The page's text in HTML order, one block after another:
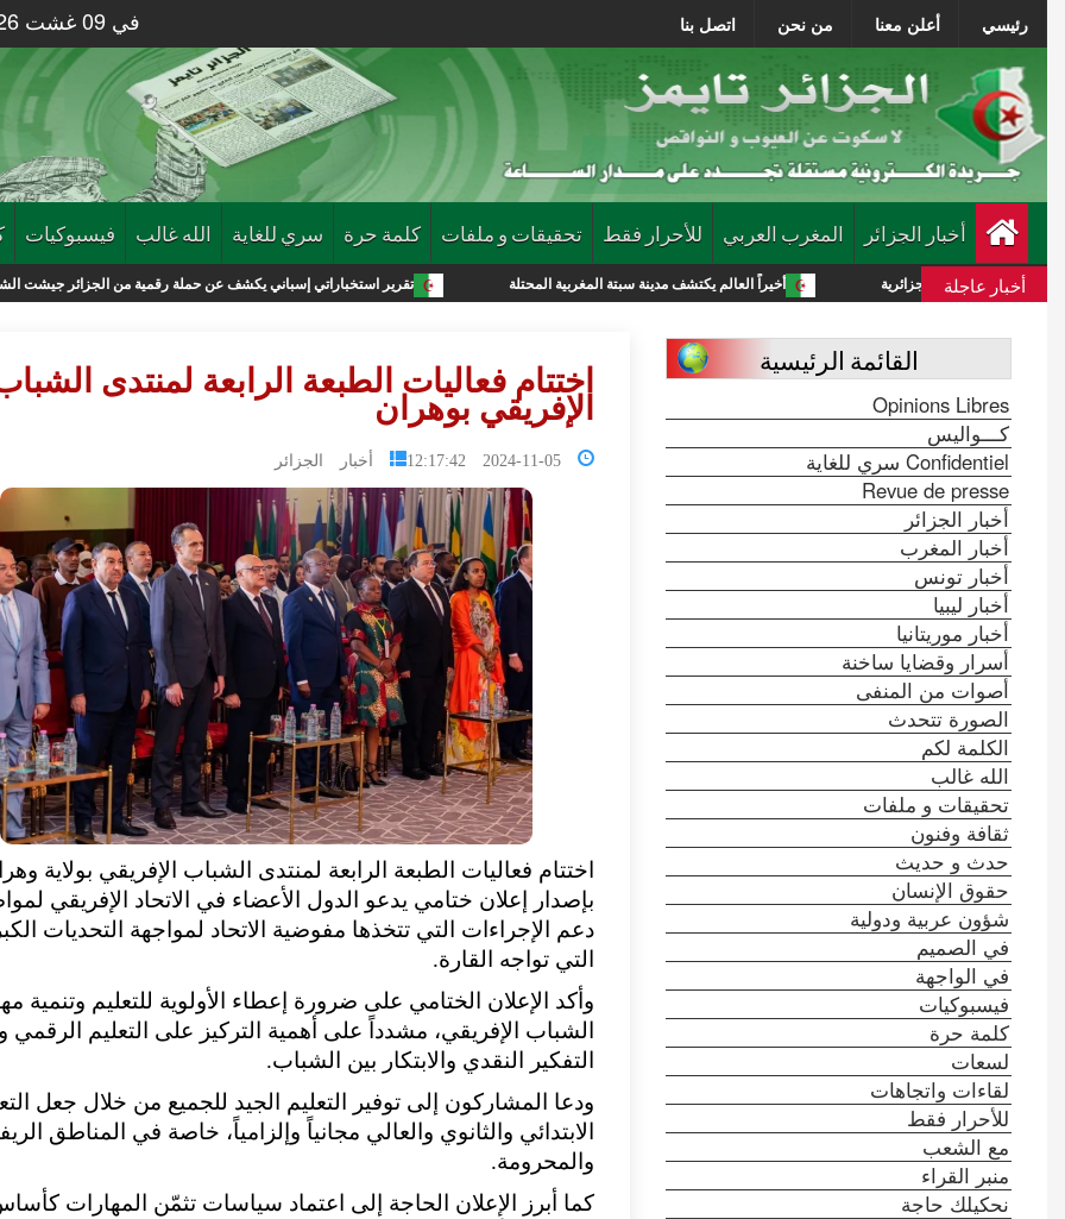
رئيسي أعلن معنا من نحن اتصل بنا في 09 غشت 2026 الساعة 44 : 08
أخبار الجزائر المغرب العربي للأحرار فقط تحقيقات و ملفات كلمة حرة سري للغاية الله غالب فيسبوكيات
أخبار عاجلة تقرير استخباراتي إسباني يكشف عن حملة رقمية من الجزائر جيشت الشباب لإقتحام أخيراً العالم يكتشف مدينة سبتة المغربية المحتلة الجزائرية
اختتام فعاليات الطبعة الرابعة لمنتدى
الإفريقي بوهران
2024-11-05 12:17:42 أخبار الجزائر
اختتام فعاليات الطبعة الرابعة لمنتدى الشباب الإفريقي بولاية
بإصدار إعلان ختامي يدعو الدول الأعضاء في الاتحاد الإفريقي
دعم الإجراءات التي تتخذها مفوضية الاتحاد لمواجهة التحديات
التي تواجه القارة.
وأكد الإعلان الختامي على ضرورة إعطاء الأولوية للتعليم وتنمية
الشباب الإفريقي، مشدداً على أهمية التركيز على التعليم الرقمي
التفكير النقدي والابتكار بين الشباب.
ودعا المشاركون إلى توفير التعليم الجيد للجميع من خلال جعل
الابتدائي والثانوي والعالي مجانياً وإلزامياً، خاصة في المناطق
والمحرومة.
كما أبرز الإعلان الحاجة إلى اعتماد سياسات تثمّن المهارات
القائمة الرئيسية
Opinions Libres
كـــواليس
Confidentiel سري للغاية
Revue de presse
أخبار الجزائر
أخبار المغرب
أخبار تونس
أخبار ليبيا
أخبار موريتانيا
أسرار وقضايا ساخنة
أصوات من المنفى
الصورة تتحدث
الكلمة لكم
الله غالب
تحقيقات و ملفات
ثقافة وفنون
حدث و حديث
حقوق الإنسان
شؤون عربية ودولية
في الصميم
في الواجهة
فيسبوكيات
كلمة حرة
لسعات
لقاءات واتجاهات
للأحرار فقط
مع الشعب
منبر القراء
نحكيلك حاجة